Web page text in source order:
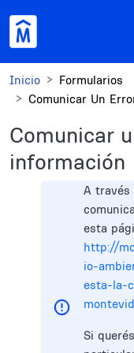
Inicio
Formularios
Comunicar Un
Comunicar
información
A través
esta
http://
io-
esta-la-
Si